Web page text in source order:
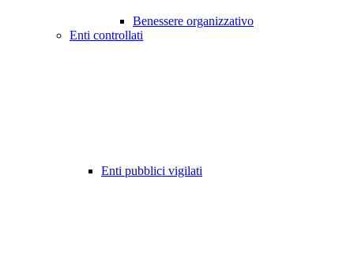
Benessere organizzativo
Enti controllati
Enti pubblici vigilati